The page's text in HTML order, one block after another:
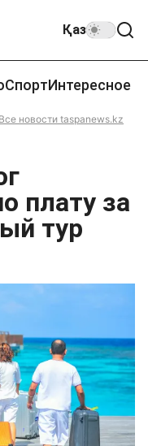
Қаз
СпортИнтересное
Все новости taspanews.kz
плату за
тур